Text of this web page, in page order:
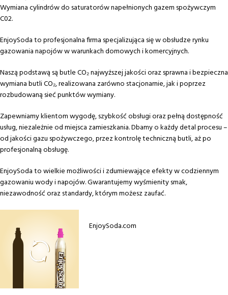
Wymiana cylindrów do saturatorów napełnionych gazem spożywczym
C02.
EnjoySoda to profesjonalna firma specjalizująca się w obsłudze rynku
gazowania napojów w warunkach domowych i komercyjnych.
Naszą podstawą są butle CO₂ najwyższej jakości oraz sprawna i bezpieczna
wymiana butli CO₂, realizowana zarówno stacjonarnie, jak i poprzez
rozbudowaną sieć punktów wymiany.
Zapewniamy klientom wygodę, szybkość obsługi oraz pełną dostępność
usług, niezależnie od miejsca zamieszkania. Dbamy o każdy detal procesu –
od jakości gazu spożywczego, przez kontrolę techniczną butli, aż po
profesjonalną obsługę.
EnjoySoda to wielkie możliwości i zdumiewające efekty w codziennym
gazowaniu wody i napojów. Gwarantujemy wyśmienity smak,
niezawodność oraz standardy, którym możesz zaufać.
EnjoySoda.com